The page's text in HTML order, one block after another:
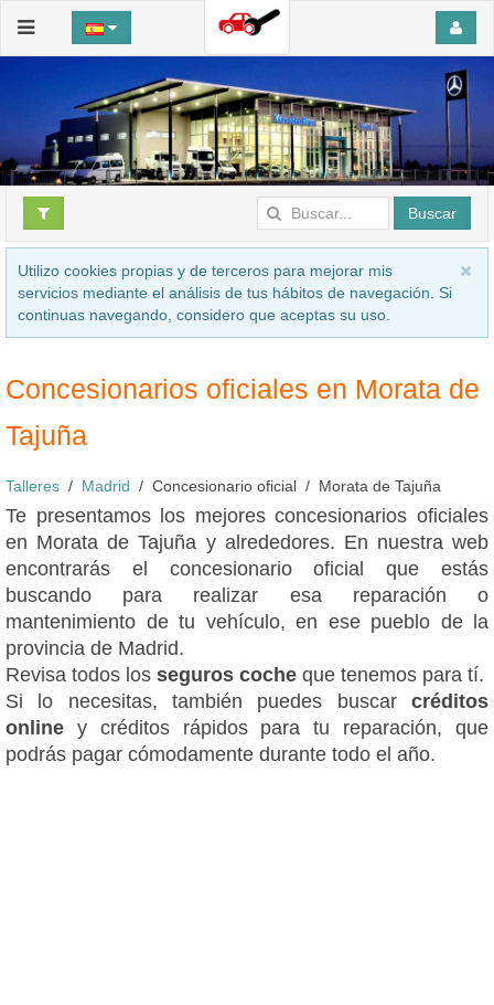
Buscar
Utilizo cookies propias y de terceros para mejorar mis
servicios mediante el análisis de tus hábitos de navegación. Si
continuas navegando, considero que aceptas su uso.
Concesionarios oficiales en Morata de
Tajuña
Talleres Madrid Concesionario oficial Morata de Tajuña
Te presentamos los mejores concesionarios oficiales
en Morata de Tajuña y alrededores. En nuestra web
encontrarás el concesionario oficial que estás
buscando para realizar esa reparación o
mantenimiento de tu vehículo, en ese pueblo de la
provincia de Madrid.
Revisa todos los seguros coche que tenemos para tí.
Si lo necesitas, también puedes buscar créditos
online y créditos rápidos para tu reparación, que
podrás pagar cómodamente durante todo el año.